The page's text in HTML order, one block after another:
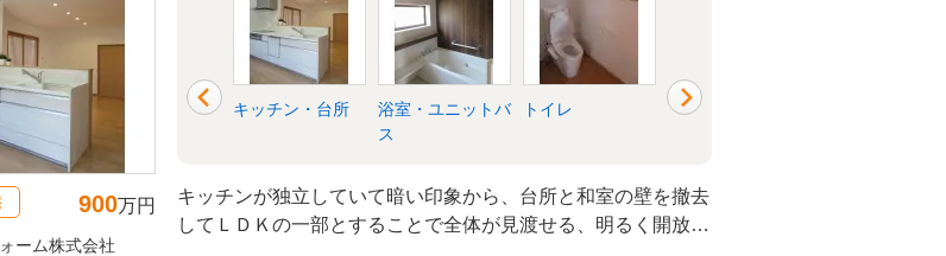
900万円
ーム株式会社
脱衣所 キッチン・台所
浴室・ユニットバ
ス
トイレ 洗面所・脱衣所
キッチンが独立していて暗い印象から、台所と和室の壁を撤去
してＬＤＫの一部とすることで全体が見渡せる、明るく開放的